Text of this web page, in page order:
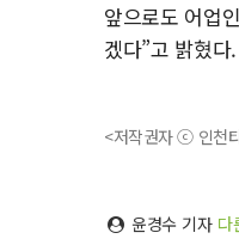
앞으로도 어업
겠다”고 밝혔다.
<저작권자 ⓒ 인천
윤경수 기자 다